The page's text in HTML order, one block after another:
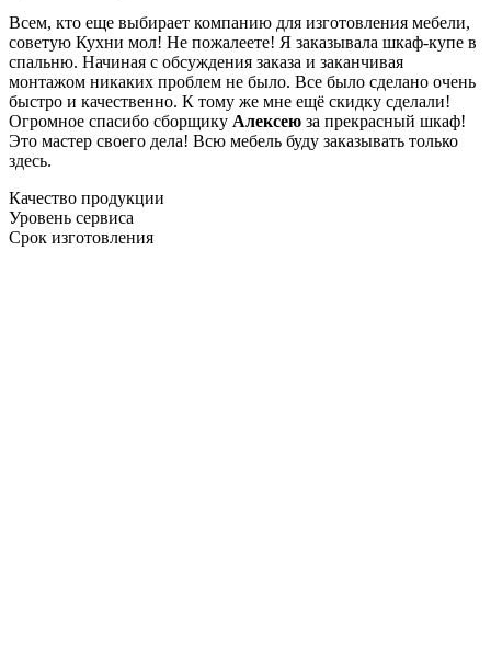
Всем, кто еще выбирает компанию для изготовления мебели,
советую Кухни мол! Не пожалеете! Я заказывала шкаф-купе в
спальню. Начиная с обсуждения заказа и заканчивая
монтажом никаких проблем не было. Все было сделано очень
быстро и качественно. К тому же мне ещё скидку сделали!
Огромное спасибо сборщику Алексею за прекрасный шкаф!
Это мастер своего дела! Всю мебель буду заказывать только
здесь.
Качество продукции
Уровень сервиса
Срок изготовления